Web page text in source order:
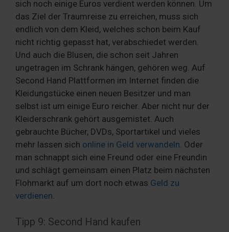
sich noch einige Euros verdient werden können. Um
das Ziel der Traumreise zu erreichen, muss sich
endlich von dem Kleid, welches schon beim Kauf
nicht richtig gepasst hat, verabschiedet werden.
Und auch die Blusen, die schon seit Jahren
ungetragen im Schrank hängen, gehören weg. Auf
Second Hand Plattformen im Internet finden die
Kleidungstücke einen neuen Besitzer und man
selbst ist um einige Euro reicher. Aber nicht nur der
Kleiderschrank gehört ausgemistet. Auch
gebrauchte Bücher, DVDs, Sportartikel und vieles
mehr lassen sich online in Geld verwandeln. Oder
man schnappt sich eine Freund oder eine Freundin
und schlägt gemeinsam einen Platz beim nächsten
Flohmarkt auf um dort noch etwas Geld zu
verdienen.
Tipp 9: Second Hand kaufen